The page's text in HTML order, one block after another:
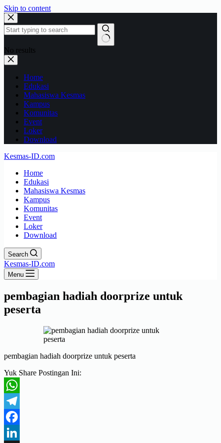
Skip to content
No results
Home
Edukasi
Mahasiswa Kesmas
Kampus
Komunitas
Event
Loker
Download
Kesmas-ID.com
Home
Edukasi
Mahasiswa Kesmas
Kampus
Komunitas
Event
Loker
Download
Search
Kesmas-ID.com
Menu
pembagian hadiah doorprize untuk
peserta
pembagian hadiah doorprize untuk peserta
Yuk Share Postingan Ini:
WhatsApp
Telegram
Facebook